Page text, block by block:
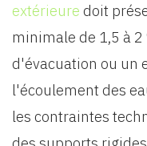
extérieure doit
minimale de 1,5 à
d'évacuation ou un
l'écoulement des
les contraintes